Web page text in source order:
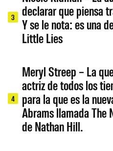
3
declarar que piensa
Y se le nota: es una
Little Lies
4
Meryl Streep – La
actriz de todos los
para la que es la
Abrams llamada The
de Nathan Hill.